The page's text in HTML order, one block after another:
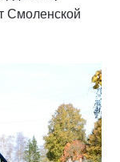
Смоленской